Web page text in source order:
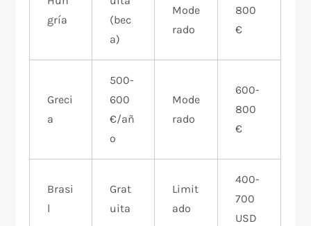
gría
(bec
a)
Mode
rado
800
€
Greci
a
500-
600
€/añ
o
Mode
rado
600-
800
€
Brasi
l
Grat
uita
Limit
ado
400-
700
USD